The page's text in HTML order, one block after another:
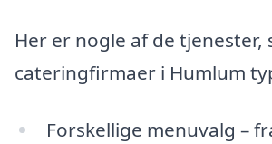
Her er nogle af de tjenester,
cateringfirmaer i Humlum
Forskellige menuvalg –